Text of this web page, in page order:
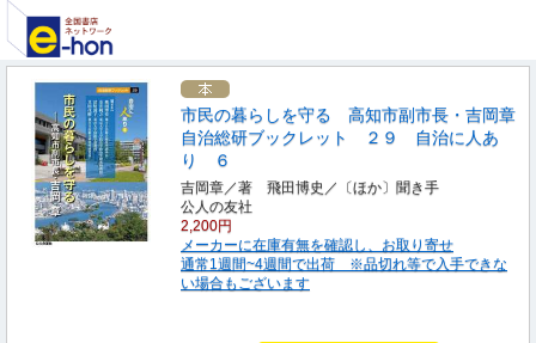
市民の暮らしを守る 高知市副市長・吉岡章
自治総研ブックレット ２９ 自治に人あ
り ６
吉岡章／著 飛田博史／〔ほか〕聞き手
公人の友社
2,200円
メーカーに在庫有無を確認し、お取り寄せ
通常1週間~4週間で出荷 ※品切れ等で入手できな
い場合もございます